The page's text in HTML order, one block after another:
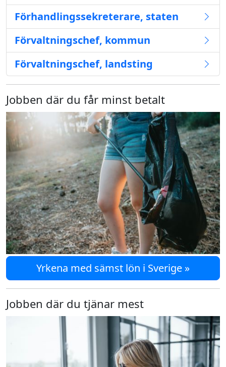
Förhandlingssekreterare, staten
Förvaltningschef, kommun
Förvaltningschef, landsting
Jobben där du får minst betalt
Yrkena med sämst lön i Sverige »
Jobben där du tjänar mest